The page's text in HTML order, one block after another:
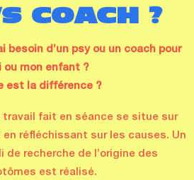
COACH ?
besoin d’un psy ou un coach pour
ou mon enfant ?
est la différence ?
travail fait en séance se situe sur
réfléchissant sur les causes. Un
de recherche de l’origine des
est réalisé.